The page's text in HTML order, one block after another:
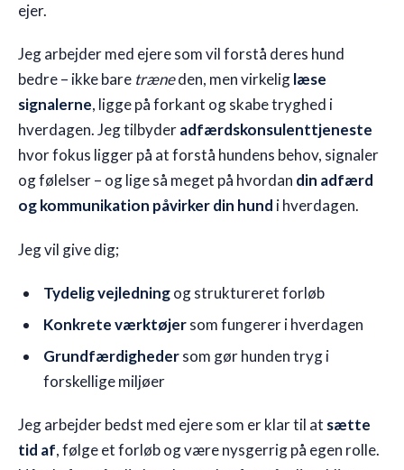
ejer.
Jeg arbejder med ejere som vil forstå deres hund
bedre – ikke bare træneden, men virkeliglæse
signalerne, ligge på forkant og skabe tryghed i
hverdagen. Jeg tilbyderadfærdskonsulenttjeneste
hvor fokus ligger på at forstå hundens behov, signaler
og følelser – og lige så meget på hvordan din adfærd
og kommunikation påvirker din hund i hverdagen.
Jeg vil give dig;
Tydelig vejledningog struktureret forløb
Konkrete værktøjersom fungerer i hverdagen
Grundfærdighedersom gør hunden tryg i
forskellige miljøer
Jeg arbejder bedst med ejere som er klar til at sætte
tid af, følge et forløb og være nysgerrig på egen rolle.